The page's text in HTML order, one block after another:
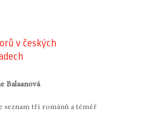
v českých
Balaanová
seznam tří románů a téměř